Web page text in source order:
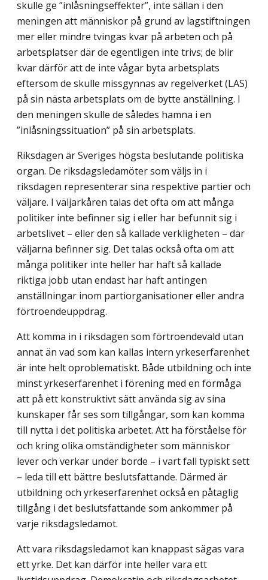
skulle ge ”inlåsningseffekter”, inte sällan i den
meningen att människor på grund av lagstiftningen
mer eller mindre tvingas kvar på arbeten och på
arbetsplatser där de egentligen inte trivs; de blir
kvar därför att de inte vågar byta arbetsplats
eftersom de skulle missgynnas av regelverket (LAS)
på sin nästa arbetsplats om de bytte anställning. I
den meningen skulle de således hamna i en
”inlåsningssituation” på sin arbetsplats.
Riksdagen är Sveriges högsta beslutande politiska
organ. De riksdagsledamöter som väljs in i
riksdagen representerar sina respektive partier och
väljare. I väljarkåren talas det ofta om att många
politiker inte befinner sig i eller har befunnit sig i
arbetslivet – eller den så kallade verkligheten – där
väljarna befinner sig. Det talas också ofta om att
många politiker inte heller har haft så kallade
riktiga jobb utan endast har haft antingen
anställningar inom partiorganisationer eller andra
förtroendeuppdrag.
Att komma in i riksdagen som förtroendevald utan
annat än vad som kan kallas intern yrkeserfarenhet
är inte helt oproblematiskt. Både utbildning och inte
minst yrkeserfarenhet i förening med en förmåga
att på ett konstruktivt sätt använda sig av sina
kunskaper får ses som tillgångar, som kan komma
till nytta i det politiska arbetet. Att ha förståelse för
och kring olika omständigheter som människor
lever och verkar under borde – i vart fall typiskt sett
– leda till ett bättre beslutsfattande. Därmed är
utbildning och yrkeserfarenhet också en påtaglig
tillgång i det beslutsfattande som ankommer på
varje riksdagsledamot.
Att vara riksdagsledamot kan knappast sägas vara
ett yrke. Det kan därför inte heller vara ett